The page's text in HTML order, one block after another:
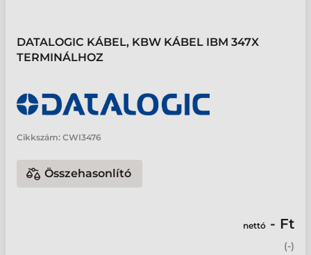
DATALOGIC KÁBEL, KBW KÁBEL IBM 347X
TERMINÁLHOZ
Cikkszám: CWI3476
Összehasonlító
nettó - Ft
(-)